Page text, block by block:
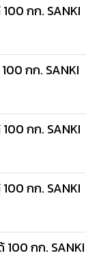
กก. SANKI
กก. SANKI
กก. SANKI
กก. SANKI
กก. SANKI